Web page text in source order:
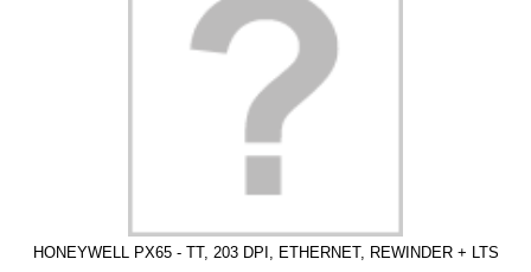
HONEYWELL PX65 - TT, 203 DPI, ETHERNET, REWINDER + LTS